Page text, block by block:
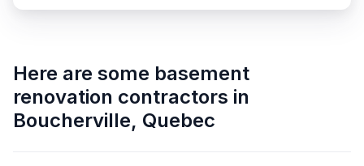
Here are some basement
renovation contractors in
Boucherville, Quebec